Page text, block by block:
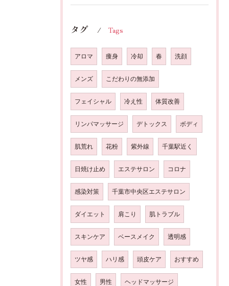
タグ Tags
アロマ 痩身 冷却 春 洗顔
メンズ こだわりの無添加
フェイシャル 冷え性 体質改善
リンパマッサージ デトックス ボディ
肌荒れ 花粉 紫外線 千葉駅近く
日焼け止め エステサロン コロナ
感染対策 千葉市中央区エステサロン
ダイエット 肩こり 肌トラブル
スキンケア ベースメイク 透明感
ツヤ感 ハリ感 頭皮ケア おすすめ
女性 男性 ヘッドマッサージ